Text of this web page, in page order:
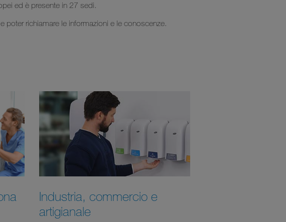
ed è presente in 27 sedi.
poter richiamare le informazioni e le conoscenze.
Industria, commercio e
artigianale